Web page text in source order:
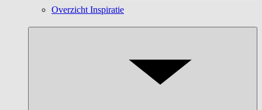
Overzicht Inspiratie